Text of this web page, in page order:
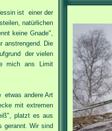
ist einer der
natürlichen
keine Gnade",
anstrengend. Die
der vielen
mich ans Limit
etwas andere Art
mit extremen
platzt es aus
gerannt. Wir sind